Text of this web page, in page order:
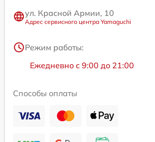
ул. Красной Армии, 10
Адрес сервисного центра Yamaguchi
Режим работы:
Ежедневно с 9:00 до 21:00
Способы оплаты